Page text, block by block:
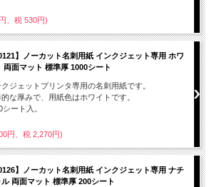
、税 530円)
】ノーカット名刺用紙 インクジェット専用 ホワ
両面マット 標準厚 1000シート
クジェットプリンタ専用の名刺用紙です。
な厚みで、用紙色はホワイトです。
シート入。
円、税 2,270円)
】ノーカット名刺用紙 インクジェット専用 ナチ
ル 両面マット 標準厚 200シート